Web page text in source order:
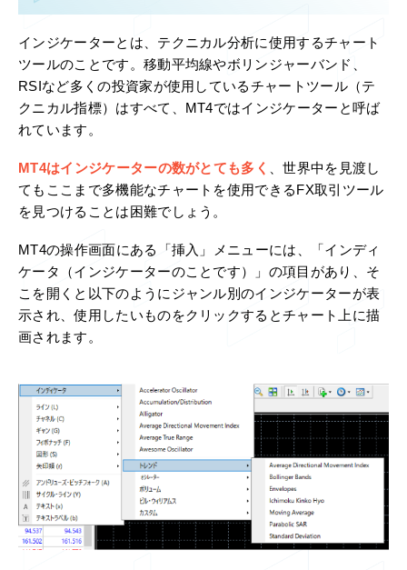
インジケーターとは、テクニカル分析に使用するチャート
ツールのことです。移動平均線やボリンジャーバンド、
RSIなど多くの投資家が使用しているチャートツール（テ
クニカル指標）はすべて、MT4ではインジケーターと呼ば
れています。
MT4はインジケーターの数がとても多く 、世界中を見渡し
てもここまで多機能なチャートを使用できるFX取引ツール
を見つけることは困難でしょう。
MT4の操作画面にある「挿入」メニューには、「インディ
ケータ（インジケーターのことです）」の項目があり、そ
こを開くと以下のようにジャンル別のインジケーターが表
示され、使用したいものをクリックするとチャート上に描
画されます。